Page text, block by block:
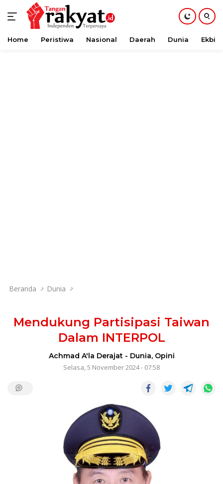
Langsung
Home Peristiwa Nasional Daerah Dunia Ekbis
Beranda Dunia
Mendukung Partisipasi Taiwan
Dalam INTERPOL
Achmad A'la Derajat- Dunia, Opini
Selasa, 5 November 2024 - 07:58